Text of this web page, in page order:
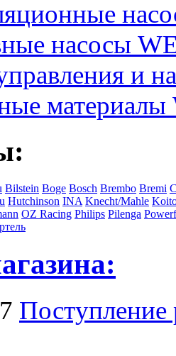
насосы
и
Bilstein Boge Bosch Brembo Bremi
Hutchinson INA Knecht/Mahle
OZ Racing Philips Pilenga
Поступление